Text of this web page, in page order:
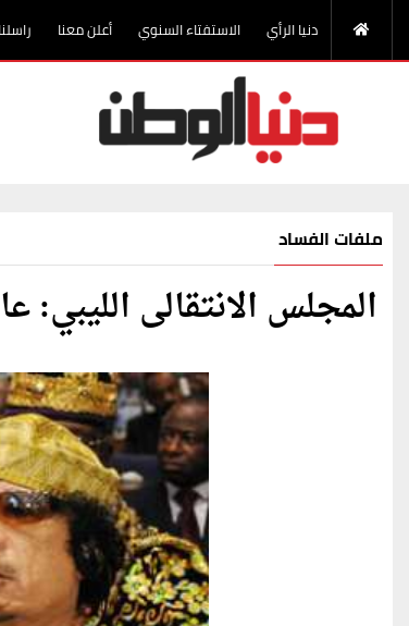
دنيا الرأي الاستفتاء السنوي أعلن معنا راسلنا
ملفات الفساد
المجلس الانتقالى الليبي: